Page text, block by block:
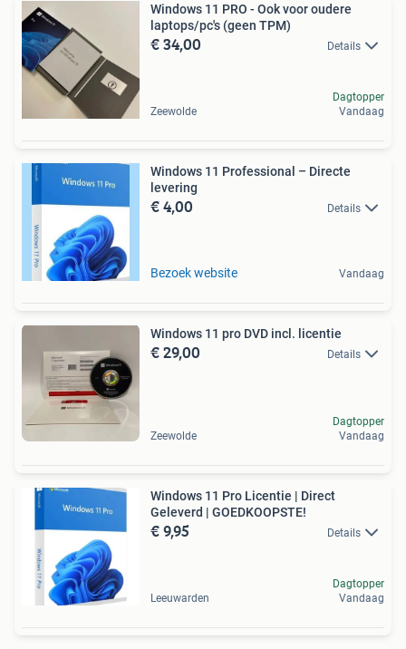
Windows 11 PRO - Ook voor oudere
laptops/pc's (geen TPM)
€ 34,00 Details
Zeewolde
Dagtopper
Vandaag
Windows 11 Professional – Directe
levering
€ 4,00 Details
Bezoek website Vandaag
Windows 11 pro DVD incl. licentie
€ 29,00 Details
Zeewolde
Dagtopper
Vandaag
Windows 11 Pro Licentie | Direct
Geleverd | GOEDKOOPSTE!
€ 9,95 Details
Leeuwarden
Dagtopper
Vandaag